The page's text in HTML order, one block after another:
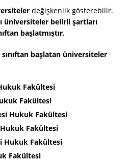
değişkenlik gösterebilir.
üniversiteler belirli şartları
başlatmıştır.
başlatan üniversiteler
Fakültesi
Fakültesi
Hukuk Fakültesi
Fakültesi
Hukuk Fakültesi
Fakültesi